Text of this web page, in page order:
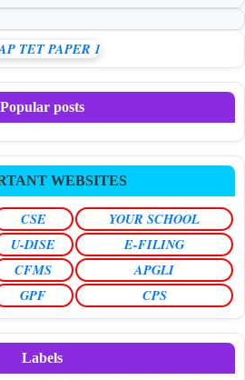
Popular posts
WEBSITES
CSE
YOUR SCHOOL
U-DISE
E-FILING
CFMS
APGLI
GPF CPS
Labels